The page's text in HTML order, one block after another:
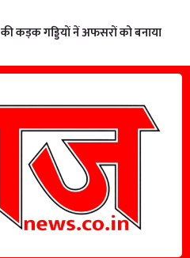
कड़क गड्डियों नें अफसरों को बनाया